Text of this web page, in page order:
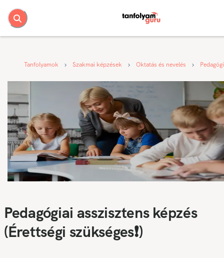
Tanfolyamok Szakmai képzések Oktatás és nevelés
Pedagógiai asszisztens képzés
(Érettségi szükséges❗)